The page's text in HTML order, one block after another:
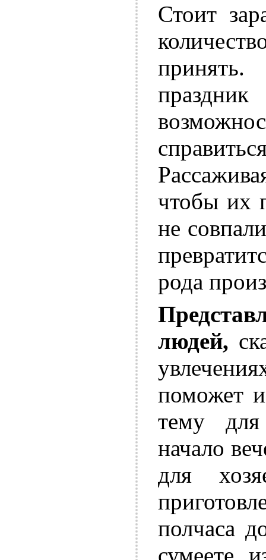
Стоит
чтобы их
не
рода
людей,
поможет
тему
начало
для
полчаса
сумеете